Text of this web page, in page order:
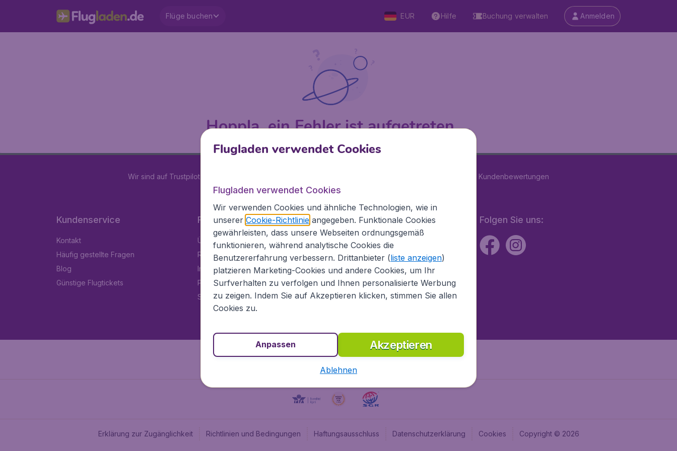
Flüge buchen EUR Hilfe Buchung verwalten Anmelden
Hoppla, ein Fehler ist aufgetreten ...
Wir sind auf Trustpilot mit Kundenbewertungen
Kundenservice
Kontakt
Häufig gestellte Fragen
Blog
Günstige Flugtickets
Flugladen.de
Über Flugladen.de
Rechtliche Informationen
Impressum
Partnerprogramm
Stellenangebote
Internationale Webseiten
CheapTickets.nl
CheapTickets.be
BudgetAir.fr
BudgetAir.es
BudgetAir.it
Folgen Sie uns:
Erklärung zur Zugänglichkeit Richtlinien und Bedingungen Haftungsausschluss Datenschutzerklärung Cookies Copyright © 2026
Flugladen verwendet Cookies
Flugladen verwendet Cookies
Wir verwenden Cookies und ähnliche Technologien, wie in
unserer Cookie-Richtlinieangegeben. Funktionale Cookies
gewährleisten, dass unsere Webseiten ordnungsgemäß
funktionieren, während analytische Cookies die
Benutzererfahrung verbessern. Drittanbieter (liste anzeigen)
platzieren Marketing-Cookies und andere Cookies, um Ihr
Surfverhalten zu verfolgen und Ihnen personalisierte Werbung
zu zeigen. Indem Sie auf Akzeptieren klicken, stimmen Sie allen
Cookies zu.
Akzeptieren
Anpassen
Ablehnen